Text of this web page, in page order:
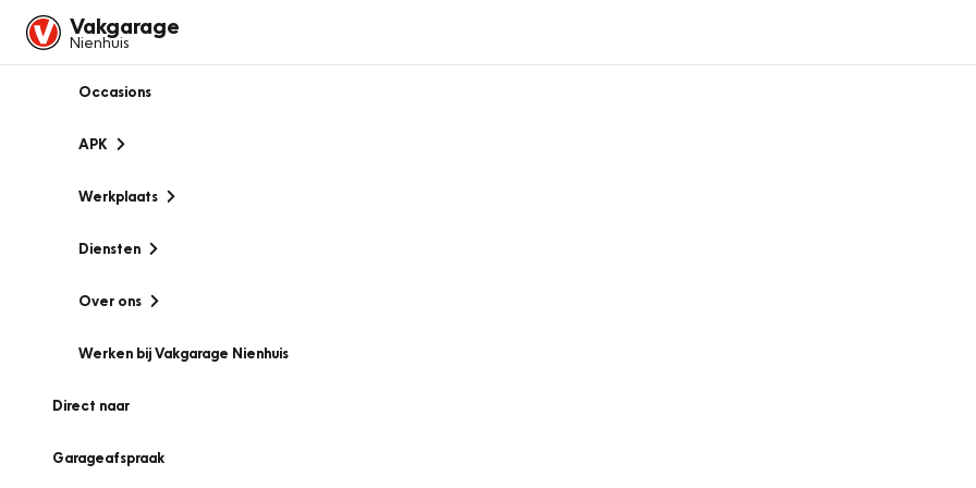
Vakgarage
Nienhuis
Occasions
APK
Werkplaats
Diensten
Over ons
Werken bij Vakgarage Nienhuis
Direct naar
Garageafspraak